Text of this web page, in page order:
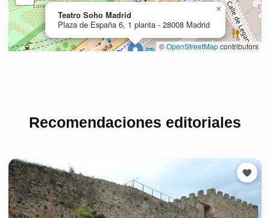
Recomendaciones editoriales